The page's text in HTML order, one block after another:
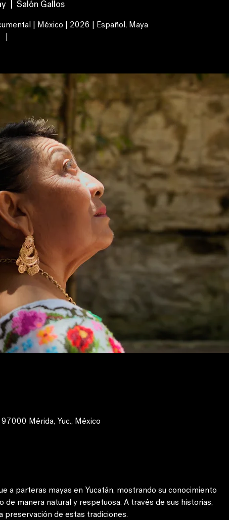
Salón Gallos
| México | 2026 | Español, Maya
Mérida, Yuc., México
a parteras mayas en Yucatán, mostrando su conocimiento
manera natural y respetuosa. A través de sus historias,
preservación de estas tradiciones.